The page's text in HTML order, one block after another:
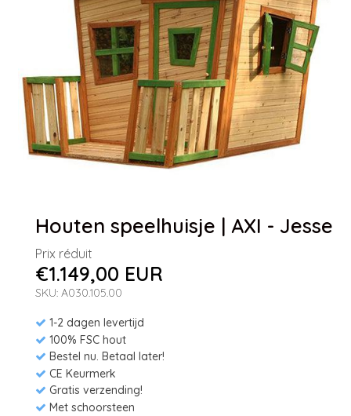
Houten speelhuisje | AXI - Jesse
Prix réduit
€1.149,00 EUR
SKU: A030.105.00
1-2 dagen levertijd
100% FSC hout
Bestel nu. Betaal later!
CE Keurmerk
Gratis verzending!
Met schoorsteen